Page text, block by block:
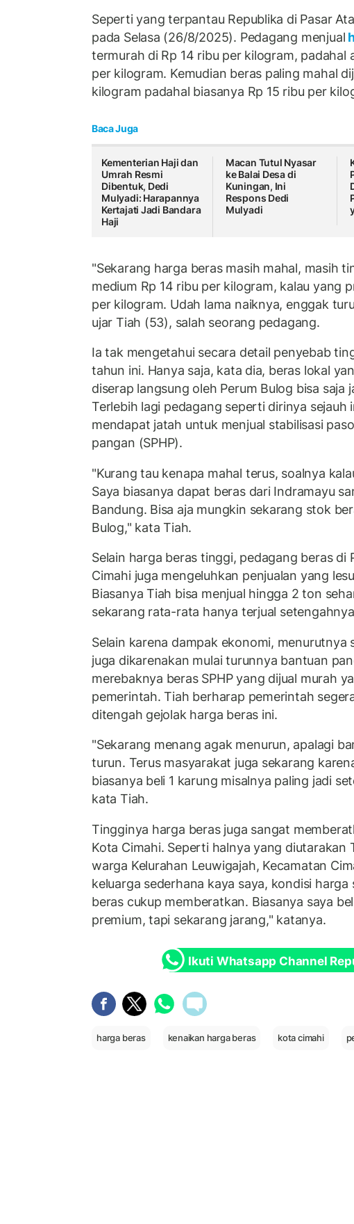
Seperti yang terpantau Republika di Pasar
pada Selasa (26/8/2025). Pedagang menjual
termurah di Rp 14 ribu per kilogram, padahal
per kilogram. Kemudian beras paling mahal
kilogram padahal biasanya Rp 15 ribu per
Baca Juga
Kementerian Haji dan
Umrah Resmi
Dibentuk, Dedi
Mulyadi: Harapannya
Kertajati Jadi Bandara
Haji
Macan Tutul Nyasar
ke Balai Desa di
Kuningan, Ini
Respons Dedi
Mulyadi
"Sekarang harga beras masih mahal, masih
medium Rp 14 ribu per kilogram, kalau yang
per kilogram. Udah lama naiknya, enggak
ujar Tiah (53), salah seorang pedagang.
Ia tak mengetahui secara detail penyebab
tahun ini. Hanya saja, kata dia, beras lokal
diserap langsung oleh Perum Bulog bisa saja
Terlebih lagi pedagang seperti dirinya sejauh
mendapat jatah untuk menjual stabilisasi
pangan (SPHP).
"Kurang tau kenapa mahal terus, soalnya
Saya biasanya dapat beras dari Indramayu
Bandung. Bisa aja mungkin sekarang stok
Bulog," kata Tiah.
Selain harga beras tinggi, pedagang beras di
Cimahi juga mengeluhkan penjualan yang
Biasanya Tiah bisa menjual hingga 2 ton
sekarang rata-rata hanya terjual
Selain karena dampak ekonomi, menurutnya
juga dikarenakan mulai turunnya bantuan
merebaknya beras SPHP yang dijual murah
pemerintah. Tiah berharap pemerintah
ditengah gejolak harga beras ini.
"Sekarang menang agak menurun, apalagi
turun. Terus masyarakat juga sekarang
biasanya beli 1 karung misalnya paling jadi
kata Tiah.
Tingginya harga beras juga sangat
Kota Cimahi. Seperti halnya yang diutarakan
warga Kelurahan Leuwigajah, Kecamatan
keluarga sederhana kaya saya, kondisi
beras cukup memberatkan. Biasanya saya
premium, tapi sekarang jarang," katanya.
Ikuti Whatsapp Channel
harga beras kenaikan harga beras kota cimahi